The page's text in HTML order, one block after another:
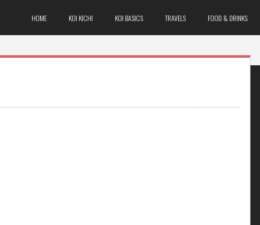
HOME KOI KICHI KOI BASICS TRAVELS FOOD & DRINKS